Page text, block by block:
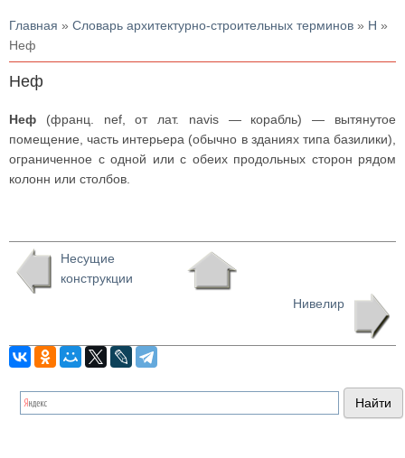
Вы здесь
Главная » Словарь архитектурно-строительных терминов » Н »
Неф
Неф
Неф (франц. nef, от лат. navis — корабль) — вытянутое
помещение, часть интерьера (обычно в зданиях типа базилики),
ограниченное с одной или с обеих продольных сторон рядом
колонн или столбов.
Несущие
конструкции
Нивелир